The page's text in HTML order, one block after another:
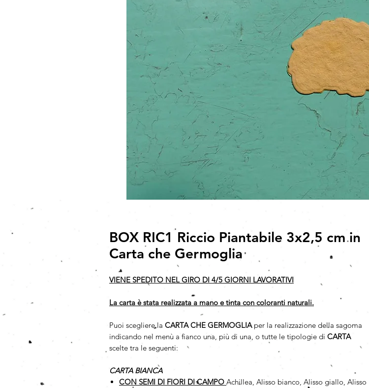
BOX RIC1 Riccio Piantabile 3x2,5 cm in
Carta che Germoglia
VIENE SPEDITO NEL GIRO DI 4/5 GIORNI LAVORATIVI
La carta è stata realizzata a mano e tinta con coloranti naturali.
Puoi scegliere la CARTA CHE GERMOGLIAper la realizzazione della sagoma
indicando nel menù a fianco una, più di una, o tutte le tipologie di CARTA
scelte tra le seguenti:
CARTA BIANCA
CON SEMI DI FIORI DI CAMPO Achillea, Alisso bianco, Alisso giallo, Alisso